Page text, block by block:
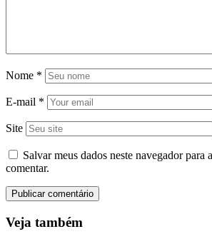
Nome *
E-mail *
Site
Salvar meus dados neste navegador para
comentar.
Veja também